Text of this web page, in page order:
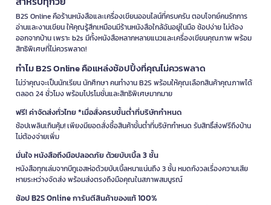
B2S Online คือร้านหนังสือและเครื่องเขียนออนไลน์ที่ครบครัน ตอบโจทย์คนรักการ
อ่านและงานเขียน ให้คุณรู้สึกเหมือนมีร้านหนังสือใกล้ฉันอยู่ในมือ ช้อปง่าย ไม่ต้อง
ออกจากบ้าน เพราะ b2s มีทั้งหนังสือหลากหลายแนวและเครื่องเขียนคุณภาพ พร้อม
สิทธิพิเศษที่ไม่ควรพลาด!
ทำไม B2S Online คือแหล่งช้อปปิ้งที่คุณไม่ควรพลาด
ไม่ว่าคุณจะเป็นนักเรียน นักศึกษา คนทำงาน B2S พร้อมให้คุณเลือกสินค้าคุณภาพได้
ตลอด 24 ชั่วโมง พร้อมโปรโมชั่นและสิทธิพิเศษมากมาย
ฟรี! ค่าจัดส่งทั่วไทย *เมื่อสั่งครบขั้นต่ำที่บริษัทกำหนด
ช้อปเพลินเกินคุ้ม! เพียงมียอดสั่งซื้อสินค้าขั้นต่ำที่บริษัทกำหนด รับสิทธิ์ส่งฟรีถึงบ้าน
ไม่ต้องจ่ายเพิ่ม
มั่นใจ หนังสือถึงมือปลอดภัย ด้วยบับเบิ้ล 3 ชั้น
หนังสือทุกเล่มจากบีทูเอสห่อด้วยบับเบิ้ลหนาแน่นถึง 3 ชั้น หมดกังวลเรื่องความเสีย
หายระหว่างจัดส่ง พร้อมส่งตรงถึงมือคุณในสภาพสมบูรณ์
ช้อป B2S Online การันตีสินค้าของแท้ 100%